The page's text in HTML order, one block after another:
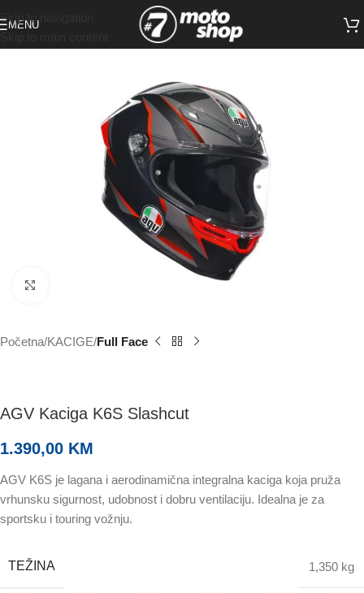
Skip to navigation
MENU
Početna KACIGE Full Face
AGV Kaciga K6S Slashcut
1.390,00 KM
AGV K6S je lagana i aerodinamična integralna kaciga koja pruža
vrhunsku sigurnost, udobnost i dobru ventilaciju. Idealna je za
sportsku i touring vožnju.
TEŽINA 1,350 kg